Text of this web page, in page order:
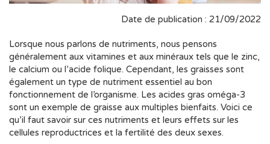
Date de publication : 21/09/2022
Lorsque nous parlons de nutriments, nous pensons
généralement aux vitamines et aux minéraux tels que le zinc,
le calcium ou l’acide folique. Cependant, les graisses sont
également un type de nutriment essentiel au bon
fonctionnement de l’organisme. Les acides gras oméga-3
sont un exemple de graisse aux multiples bienfaits. Voici ce
qu’il faut savoir sur ces nutriments et leurs effets sur les
cellules reproductrices et la fertilité des deux sexes.